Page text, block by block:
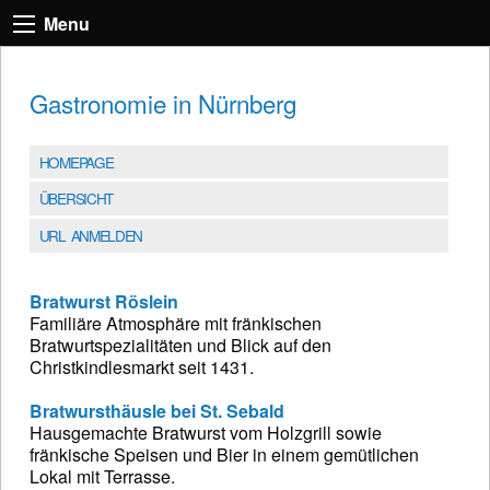
Menu
Gastronomie in Nürnberg
HOMEPAGE
ÜBERSICHT
URL ANMELDEN
Bratwurst Röslein
Familiäre Atmosphäre mit fränkischen
Bratwurtspezialitäten und Blick auf den
Christkindlesmarkt seit 1431.
Bratwursthäusle bei St. Sebald
Hausgemachte Bratwurst vom Holzgrill sowie
fränkische Speisen und Bier in einem gemütlichen
Lokal mit Terrasse.